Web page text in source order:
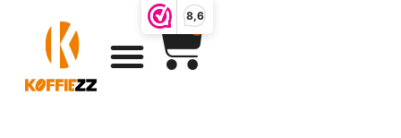
8,6
0